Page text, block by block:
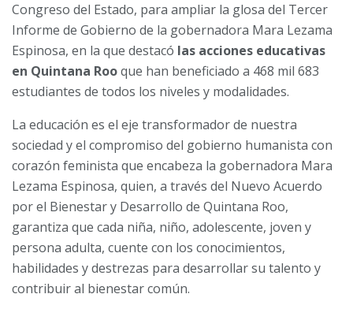
Congreso del Estado, para ampliar la glosa del Tercer
Informe de Gobierno de la gobernadora Mara Lezama
Espinosa, en la que destacó las acciones educativas
en Quintana Rooque han beneficiado a 468 mil 683
estudiantes de todos los niveles y modalidades.
La educación es el eje transformador de nuestra
sociedad y el compromiso del gobierno humanista con
corazón feminista que encabeza la gobernadora Mara
Lezama Espinosa, quien, a través del Nuevo Acuerdo
por el Bienestar y Desarrollo de Quintana Roo,
garantiza que cada niña, niño, adolescente, joven y
persona adulta, cuente con los conocimientos,
habilidades y destrezas para desarrollar su talento y
contribuir al bienestar común.